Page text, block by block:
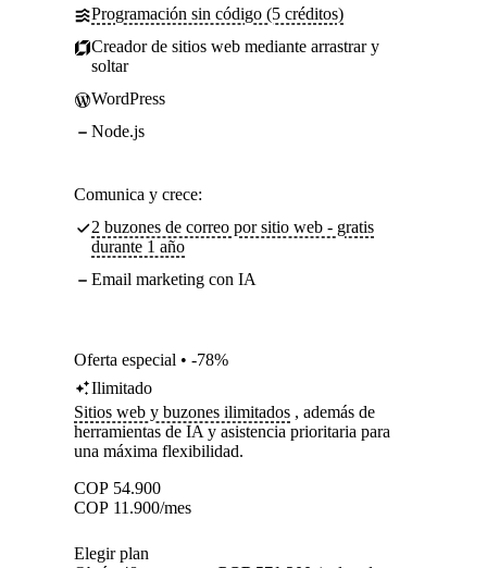
Programación sin código (5 créditos)
Creador de sitios web mediante arrastrar y
soltar
WordPress
Node.js
Comunica y crece:
2 buzones de correo por sitio web - gratis
durante 1 año
Email marketing con IA
Oferta especial • -78%
Ilimitado
Sitios web y buzones ilimitados , además de
herramientas de IA y asistencia prioritaria para
una máxima flexibilidad.
COP 54.900
COP 11.900/mes
Elegir plan